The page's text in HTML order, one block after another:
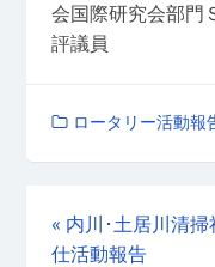
会国際研究会部
評議員
ロータリー活動報
« 内川･土居川清掃
仕活動報告